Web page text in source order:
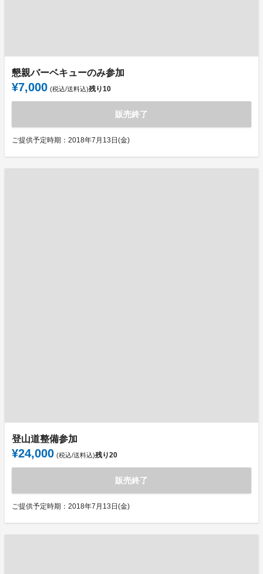
懇親バーベキューのみ参加
¥7,000 (税込/送料込)残り10
販売終了
ご提供予定時期：2018年7月13日(金)
登山道整備参加
¥24,000 (税込/送料込)残り20
販売終了
ご提供予定時期：2018年7月13日(金)